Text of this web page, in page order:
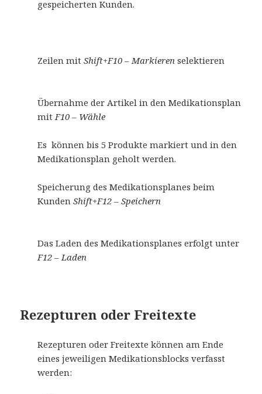
gespeicherten Kunden.
Zeilen mit Shift+F10 – Markierenselektieren
Übernahme der Artikel in den Medikationsplan
mitF10 – Wähle
Es können bis 5 Produkte markiert und in den
Medikationsplan geholt werden.
Speicherung des Medikationsplanes beim
KundenShift+F12 – Speichern
Das Laden des Medikationsplanes erfolgt unter
F12 – Laden
Rezepturen oder Freitexte
Rezepturen oder Freitexte können am Ende
eines jeweiligen Medikationsblocks verfasst
werden: